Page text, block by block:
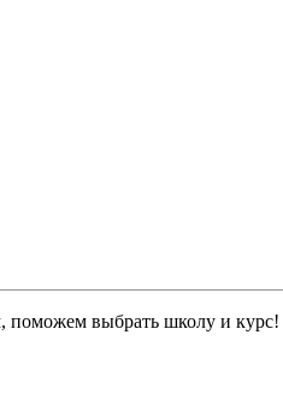
поможем выбрать школу и курс!